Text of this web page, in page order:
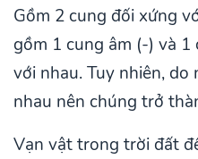
Gồm 2 cung đối xứng
gồm 1 cung âm (-) và
với nhau. Tuy nhiên,
nhau nên chúng trở
Vạn vật trong trời đất